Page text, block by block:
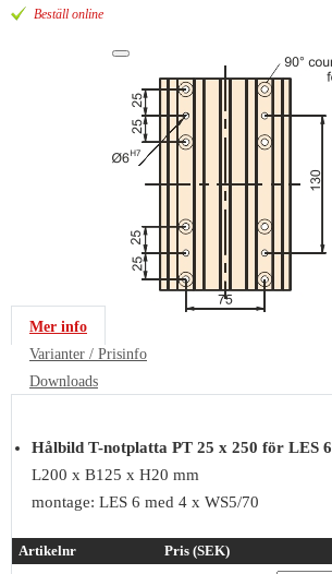
Beställ online
Mer info
Varianter / Prisinfo
Downloads
Hålbild T-notplatta PT 25 x 250 för LES 6
L200 x B125 x H20 mm
montage: LES 6 med 4 x WS5/70
Artikelnr Pris (SEK)